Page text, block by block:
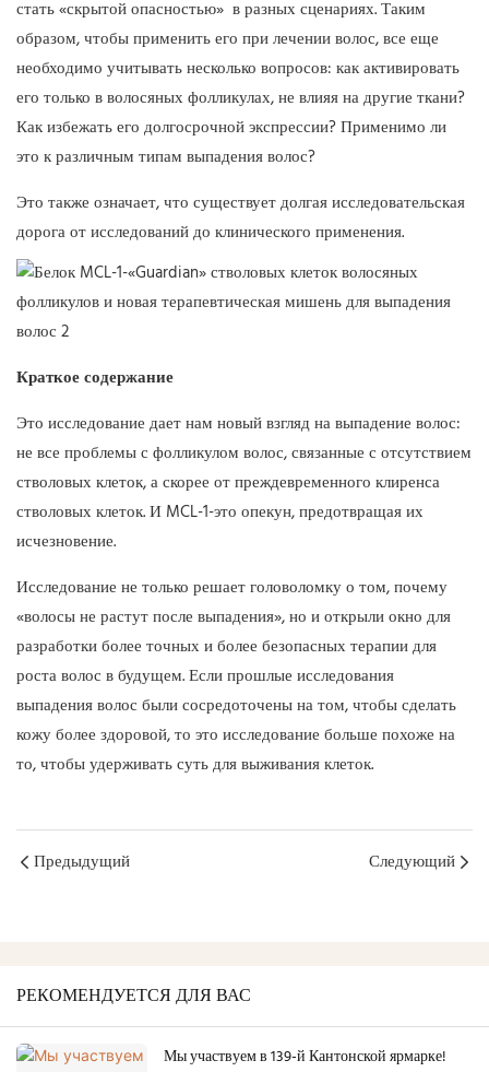
стать «скрытой опасностью» в разных сценариях. Таким
образом, чтобы применить его при лечении волос, все еще
необходимо учитывать несколько вопросов: как активировать
его только в волосяных фолликулах, не влияя на другие ткани?
Как избежать его долгосрочной экспрессии? Применимо ли
это к различным типам выпадения волос?
Это также означает, что существует долгая исследовательская
дорога от исследований до клинического применения.
Краткое содержание
Это исследование дает нам новый взгляд на выпадение волос:
не все проблемы с фолликулом волос, связанные с отсутствием
стволовых клеток, а скорее от преждевременного клиренса
стволовых клеток. И MCL-1-это опекун, предотвращая их
исчезновение.
Исследование не только решает головоломку о том, почему
«волосы не растут после выпадения», но и открыли окно для
разработки более точных и более безопасных терапии для
роста волос в будущем. Если прошлые исследования
выпадения волос были сосредоточены на том, чтобы сделать
кожу более здоровой, то это исследование больше похоже на
то, чтобы удерживать суть для выживания клеток.
Предыдущий Следующий
РЕКОМЕНДУЕТСЯ ДЛЯ ВАС
Мы участвуем в 139-й Кантонской ярмарке!